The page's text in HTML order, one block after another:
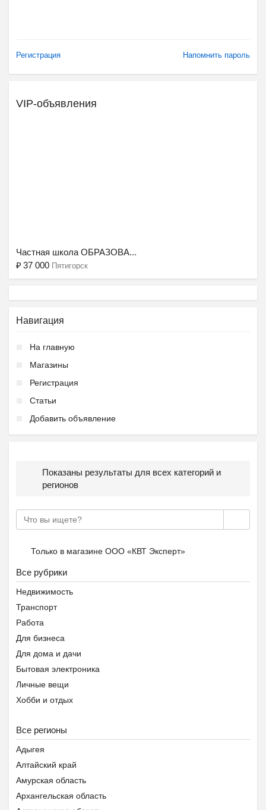
Регистрация Напомнить пароль
VIP-объявления
Частная школа ОБРАЗОВА...
₽ 37 000 Пятигорск
Летний городской лагер...
27 000Пятигорск
Подготовка к школе ОБР...
₽ 27 000
Навигация
На главную
Магазины
Регистрация
Статьи
Добавить объявление
Показаны результаты для всех категорий и
регионов
Только в магазине ООО «КВТ Эксперт»
Все рубрики
Недвижимость
Транспорт
Работа
Для бизнеса
Для дома и дачи
Бытовая электроника
Личные вещи
Хобби и отдых
Предложение услуг
Знакомства
Помощь животным Беларуси
Все регионы
Адыгея
Алтайский край
Амурская область
Архангельская область